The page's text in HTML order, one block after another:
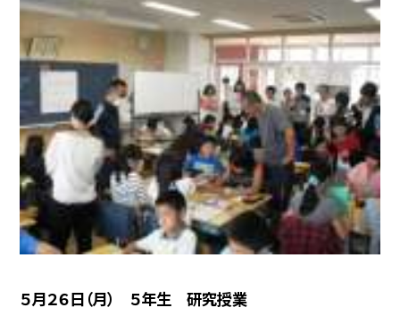
５月２６日（月） ５年生 研究授業